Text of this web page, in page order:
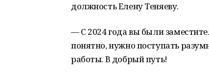
должность Елену Теняеву.
— С 2024 года вы были
понятно, нужно поступать
работы. В добрый путь!